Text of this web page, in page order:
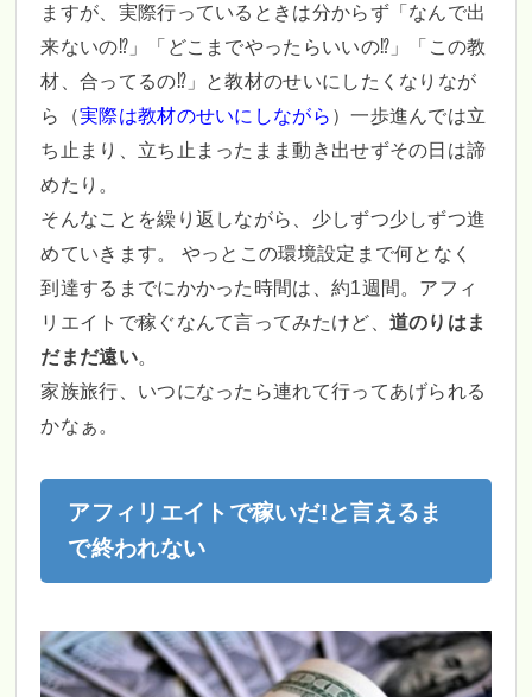
ますが、実際行っているときは分からず「なんで出
来ないの⁉」「どこまでやったらいいの⁉」「この教
材、合ってるの⁉」と教材のせいにしたくなりなが
ら（実際は教材のせいにしながら ）一歩進んでは立
ち止まり、立ち止まったまま動き出せずその日は諦
めたり。
そんなことを繰り返しながら、少しずつ少しずつ進
めていきます。 やっとこの環境設定まで何となく
到達するまでにかかった時間は、約1週間。アフィ
リエイトで稼ぐなんて言ってみたけど、 道のりはま
だまだ遠い。
家族旅行、いつになったら連れて行ってあげられる
かなぁ。
アフィリエイトで稼いだ!と言えるま
で終われない